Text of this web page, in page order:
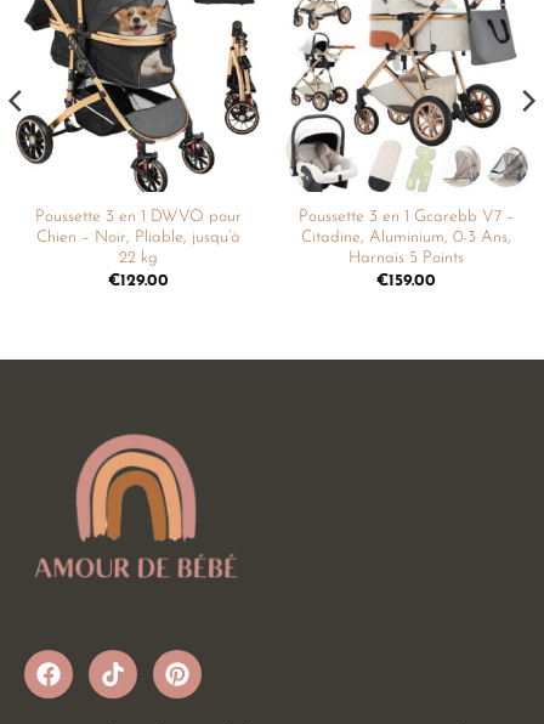
Ajouter
à la
liste de
souhaits
Poussette 3 en 1 DWVO pour
Chien – Noir, Pliable, jusqu’à
22 kg
€129.00
Ajouter
à la
liste de
souhaits
Poussette 3 en 1 Gcarebb V7 –
Citadine, Aluminium, 0-3 Ans,
Harnais 5 Points
€159.00